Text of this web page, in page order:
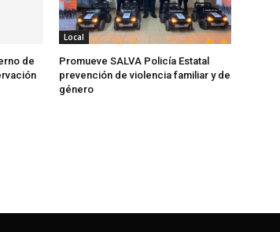
de
Local
Promueve SALVA Policía Estatal
prevención de violencia familiar y de
género